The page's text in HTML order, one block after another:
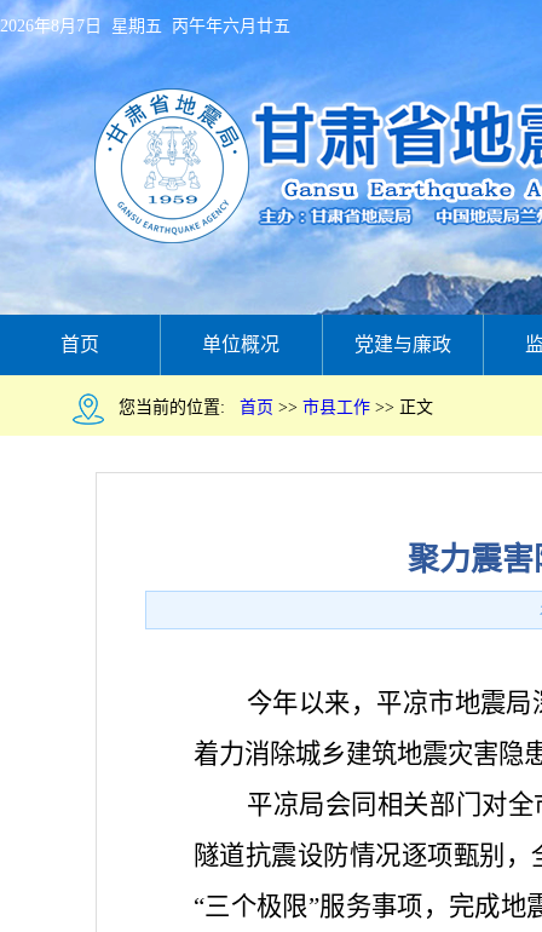
2026年8月7日 星期五 丙午年六月廿五
首页 单位概况 党建与廉政
您当前的位置: 首页 >> 市县工作 >> 正文
聚力震
今年以来，平凉市地震
着力消除城乡建筑地震灾害隐
平凉局会同相关部门对
隧道抗震设防情况逐项甄别
“三个极限”服务事项，完成